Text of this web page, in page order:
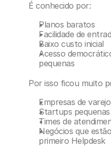
É conhecido por:
Planos baratos
Facilidade de
Baixo custo inicial
Acesso
pequenas
Por isso ficou muito
Empresas de varejo
Startups pequenas
Times de
Negócios que
primeiro Helpdesk